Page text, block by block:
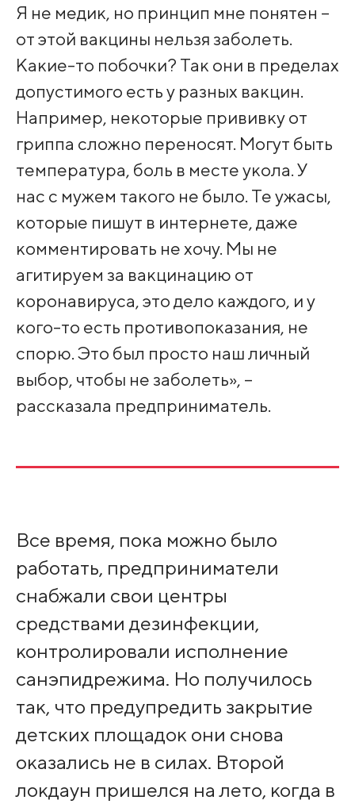
Я не медик, но принцип мне понятен –
от этой вакцины нельзя заболеть.
Какие-то побочки? Так они в пределах
допустимого есть у разных вакцин.
Например, некоторые прививку от
гриппа сложно переносят. Могут быть
температура, боль в месте укола. У
нас с мужем такого не было. Те ужасы,
которые пишут в интернете, даже
комментировать не хочу. Мы не
агитируем за вакцинацию от
коронавируса, это дело каждого, и у
кого-то есть противопоказания, не
спорю. Это был просто наш личный
выбор, чтобы не заболеть», –
рассказала предприниматель.
Все время, пока можно было
работать, предприниматели
снабжали свои центры
средствами дезинфекции,
контролировали исполнение
санэпидрежима. Но получилось
так, что предупредить закрытие
детских площадок они снова
оказались не в силах. Второй
локдаун пришелся на лето, когда в